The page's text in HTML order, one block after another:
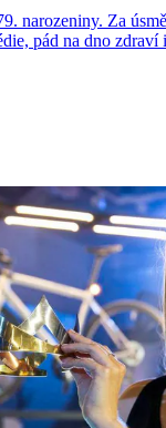
narozeniny. Za
pád na dno zdraví